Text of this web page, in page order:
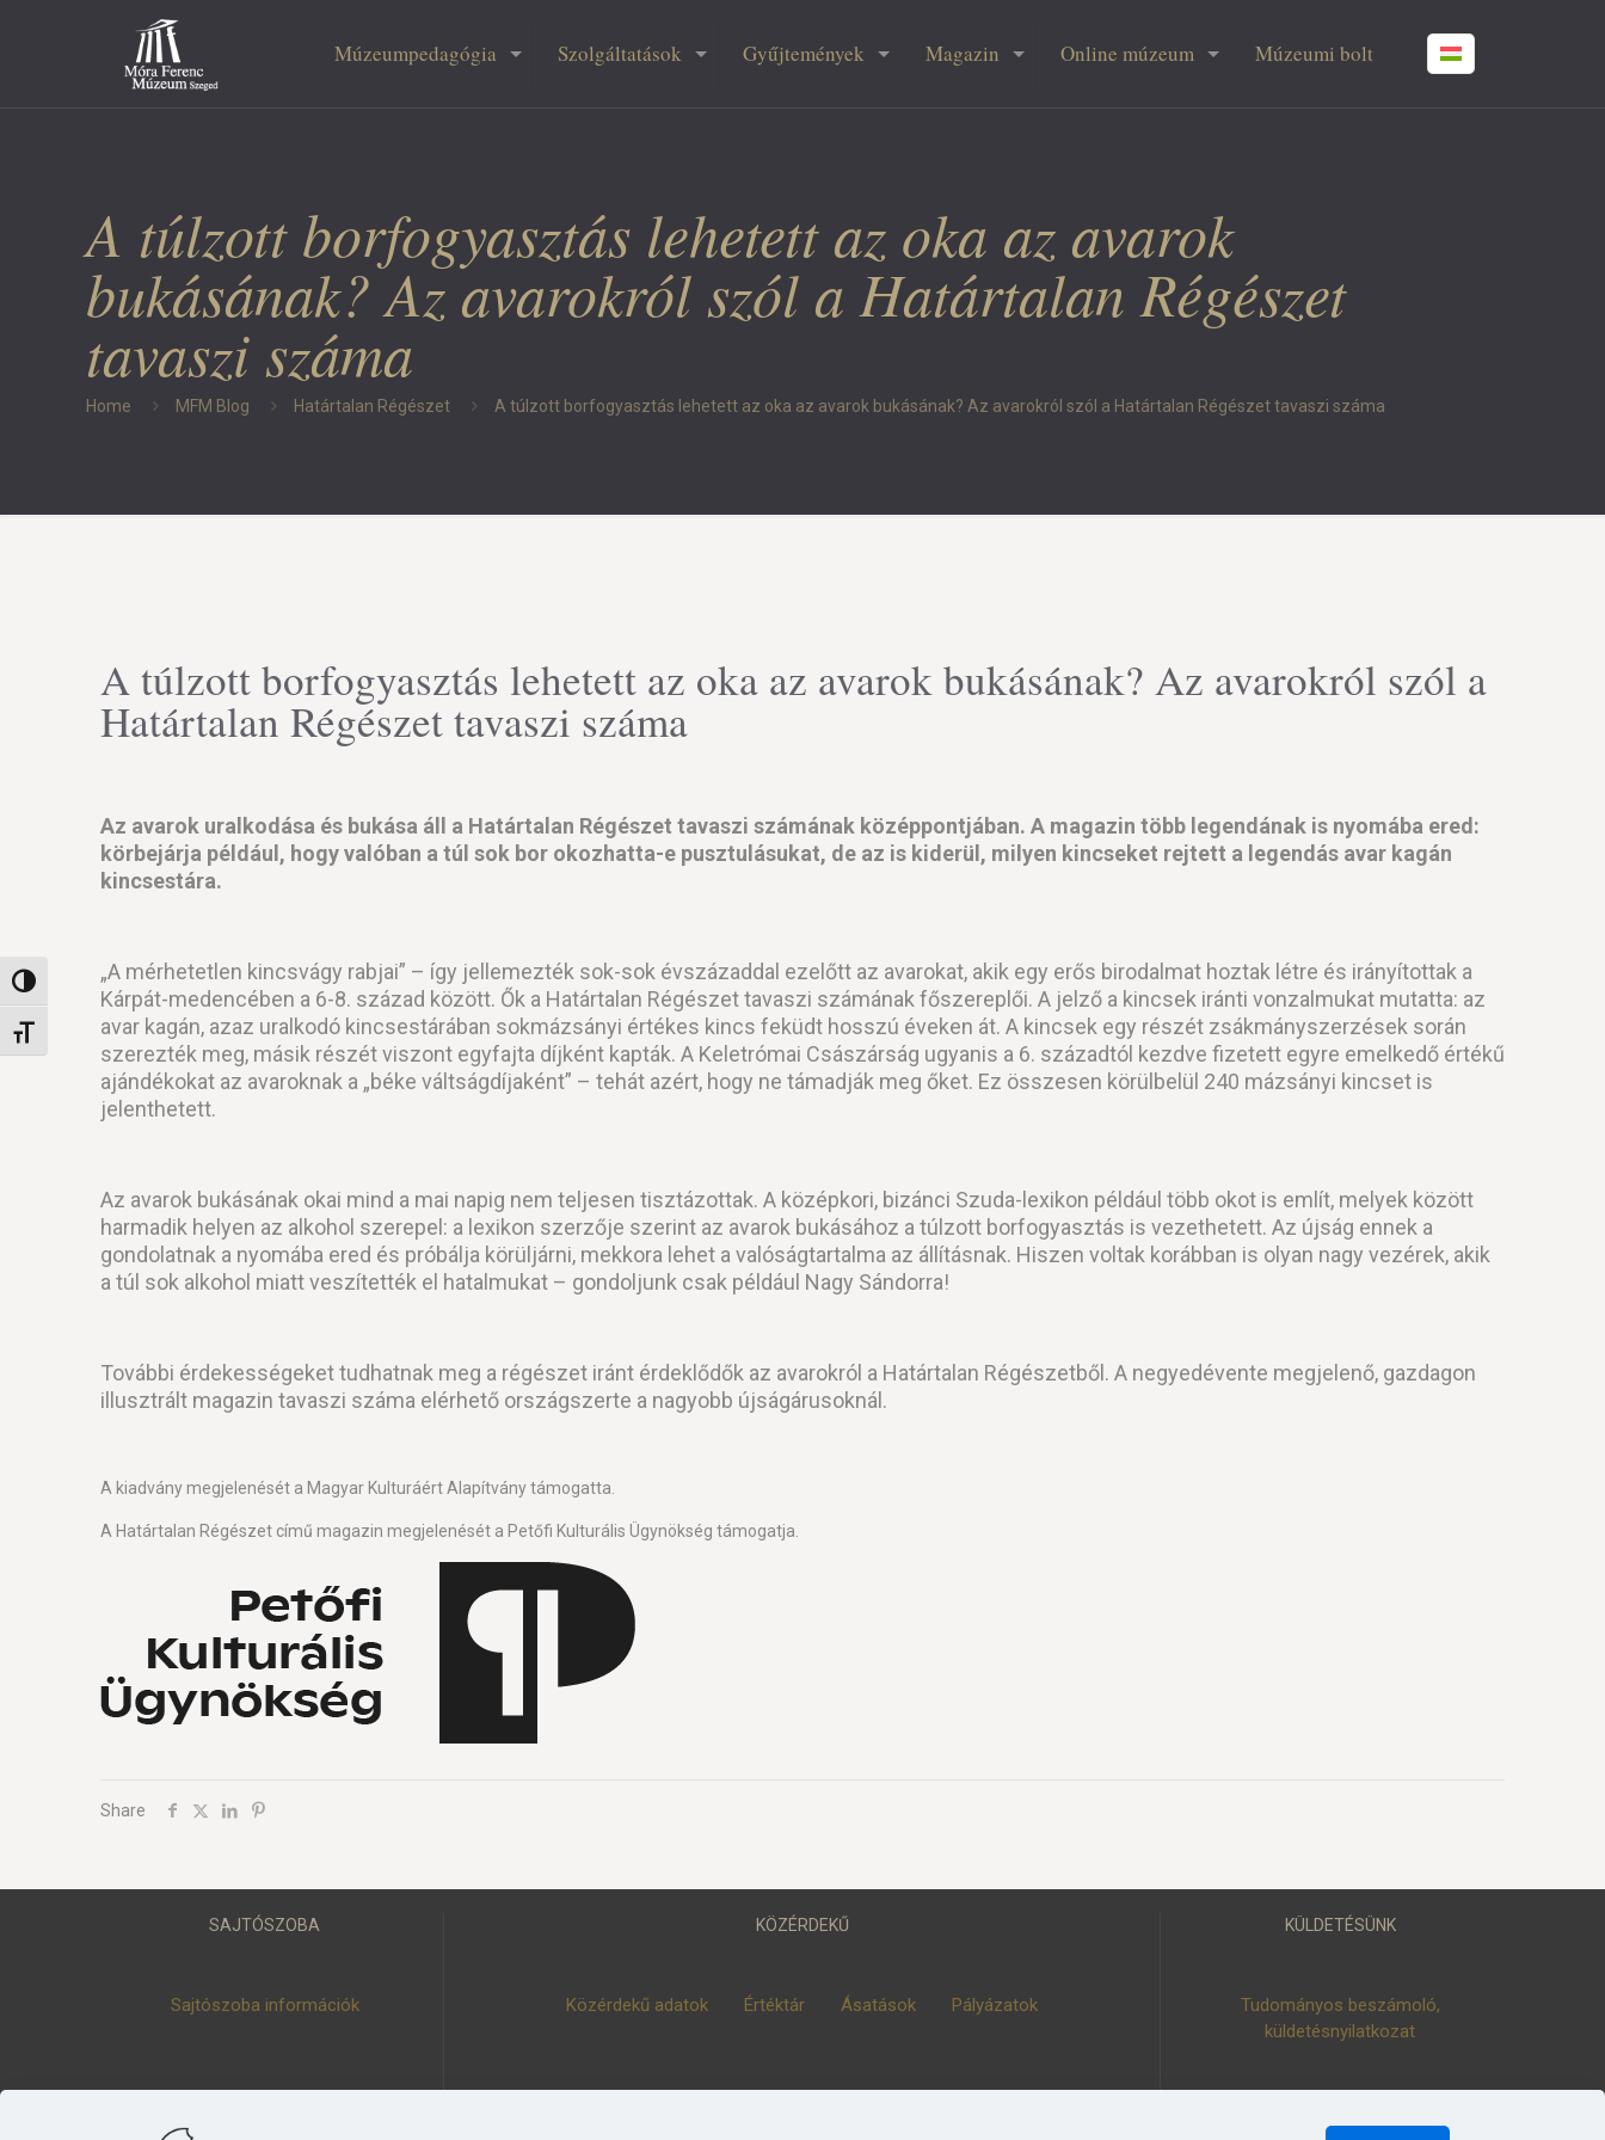
Nagy kontraszt váltása
Betűméret váltása
Múzeumpedagógia Szolgáltatások Gyűjtemények Magazin Online múzeum Múzeumi bolt
A túlzott borfogyasztás lehetett az oka az avarok
bukásának? Az avarokról szól a Határtalan Régészet
tavaszi száma
Home MFM Blog Határtalan Régészet A túlzott borfogyasztás lehetett az oka az avarok bukásának? Az avarokról szól a Határtalan Régészet tavaszi száma
A túlzott borfogyasztás lehetett az oka az avarok bukásának? Az avarokról szól a
Határtalan Régészet tavaszi száma
Az avarok uralkodása és bukása áll a Határtalan Régészet tavaszi számának középpontjában. A magazin több legendának is nyomába ered:
körbejárja például, hogy valóban a túl sok bor okozhatta-e pusztulásukat, de az is kiderül, milyen kincseket rejtett a legendás avar kagán
kincsestára.
„A mérhetetlen kincsvágy rabjai” – így jellemezték sok-sok évszázaddal ezelőtt az avarokat, akik egy erős birodalmat hoztak létre és irányítottak a
Kárpát-medencében a 6-8. század között. Ők a Határtalan Régészet tavaszi számának főszereplői. A jelző a kincsek iránti vonzalmukat mutatta: az
avar kagán, azaz uralkodó kincsestárában sokmázsányi értékes kincs feküdt hosszú éveken át. A kincsek egy részét zsákmányszerzések során
szerezték meg, másik részét viszont egyfajta díjként kapták. A Keletrómai Császárság ugyanis a 6. századtól kezdve fizetett egyre emelkedő értékű
ajándékokat az avaroknak a „béke váltságdíjaként” – tehát azért, hogy ne támadják meg őket. Ez összesen körülbelül 240 mázsányi kincset is
jelenthetett.
Az avarok bukásának okai mind a mai napig nem teljesen tisztázottak. A középkori, bizánci Szuda-lexikon például több okot is említ, melyek között
harmadik helyen az alkohol szerepel: a lexikon szerzője szerint az avarok bukásához a túlzott borfogyasztás is vezethetett. Az újság ennek a
gondolatnak a nyomába ered és próbálja körüljárni, mekkora lehet a valóságtartalma az állításnak. Hiszen voltak korábban is olyan nagy vezérek, akik
a túl sok alkohol miatt veszítették el hatalmukat – gondoljunk csak például Nagy Sándorra!
További érdekességeket tudhatnak meg a régészet iránt érdeklődők az avarokról a Határtalan Régészetből. A negyedévente megjelenő, gazdagon
illusztrált magazin tavaszi száma elérhető országszerte a nagyobb újságárusoknál.
A kiadvány megjelenését a Magyar Kulturáért Alapítvány támogatta.
A Határtalan Régészet című magazin megjelenését a Petőfi Kulturális Ügynökség támogatja.
Share
SAJTÓSZOBA
Sajtószoba információk
KÖZÉRDEKŰ
Közérdekű adatok Értéktár Ásatások Pályázatok
KÜLDETÉSÜNK
Tudományos beszámoló,
küldetésnyilatkozat